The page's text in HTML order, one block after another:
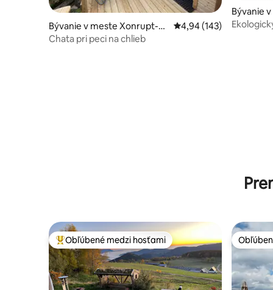
Bývanie v meste Xonrupt-Lo
ngemer
Priemerné
4,94 (143)
Chata pri peci na chlieb
Bývanie
Najobľúbenejšie medzi hosťami
Obľúbené medzi hosťami